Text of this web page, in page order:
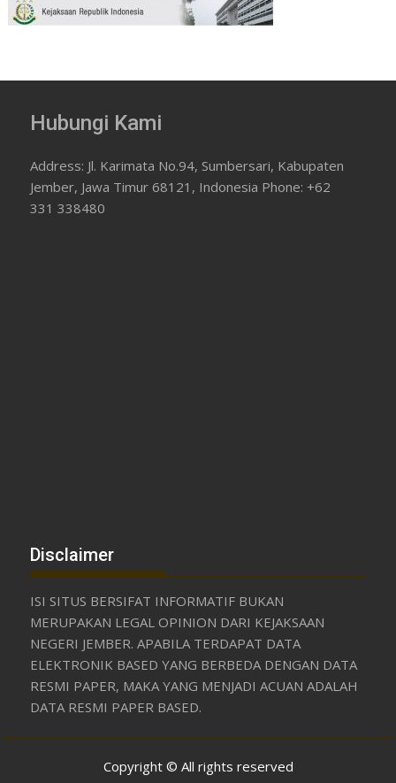
Hubungi Kami
Address: Jl. Karimata No.94, Sumbersari, Kabupaten
Jember, Jawa Timur 68121, Indonesia Phone: +62
331 338480
Disclaimer
ISI SITUS BERSIFAT INFORMATIF BUKAN
MERUPAKAN LEGAL OPINION DARI KEJAKSAAN
NEGERI JEMBER. APABILA TERDAPAT DATA
ELEKTRONIK BASED YANG BERBEDA DENGAN DATA
RESMI PAPER, MAKA YANG MENJADI ACUAN ADALAH
DATA RESMI PAPER BASED.
Copyright © All rights reserved